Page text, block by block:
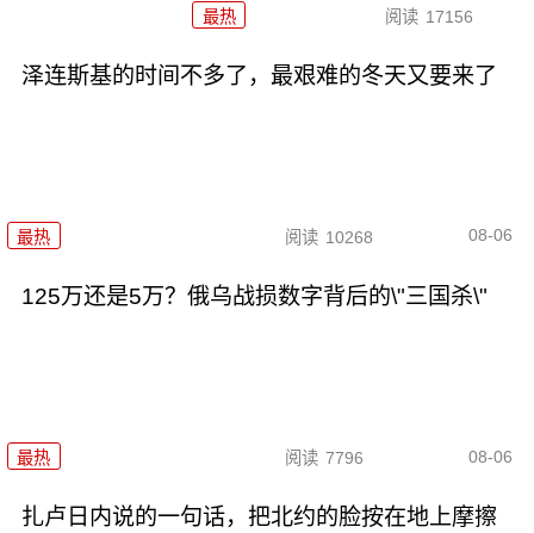
最热 阅读 17156
泽连斯基的时间不多了，最艰难的冬天又要来了
最热 阅读 10268 08-06
125万还是5万？俄乌战损数字背后的\"三国杀\"
最热 阅读 7796 08-06
扎卢日内说的一句话，把北约的脸按在地上摩擦